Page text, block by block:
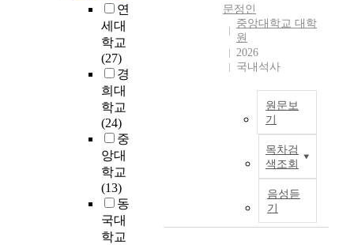
연
세대
학교
(27)
경
희대
학교
(24)
중
앙대
학교
(13)
동
국대
학교
경
션
문정인
중앙대학교 대학
원
2026
국내석사
원문보
기
목차검
색조회
음성듣
기